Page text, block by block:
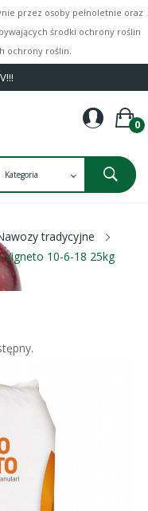
przez osoby pełnoletnie oraz
środki ochrony roślin
ochrony roślin.
0
tradycyjne
Vigneto 10-6-18 25kg